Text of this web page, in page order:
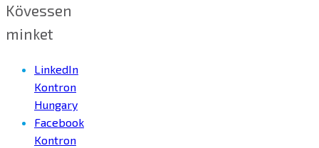
Kövessen
minket
LinkedIn
Kontron
Hungary
Facebook
Kontron